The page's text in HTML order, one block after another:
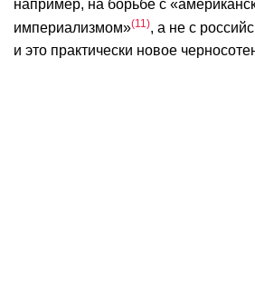
например, на борьбе с
империализмом» 11
, а не с
и это практически новое